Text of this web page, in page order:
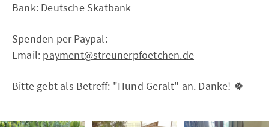
Bank: Deutsche Skatbank
Spenden per Paypal:
Email: payment@streunerpfoetchen.de
Bitte gebt als Betreff: "Hund Geralt" an. Danke! 🍀